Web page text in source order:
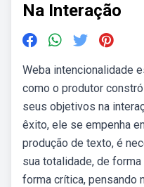
Na Interação
Weba intencionalidade
como o produtor
seus objetivos na
êxito, ele se empenha
produção de texto, é
sua totalidade, de
forma crítica, pensando